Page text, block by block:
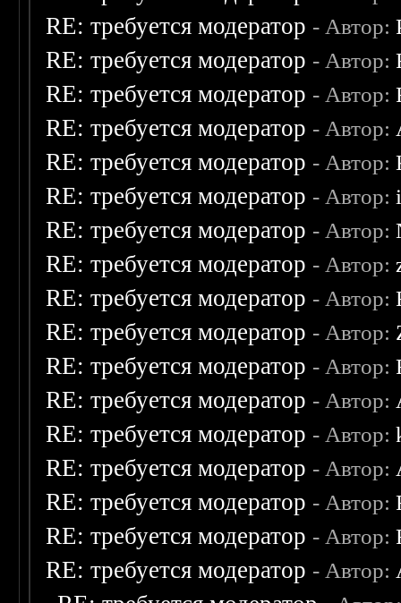
RE: требуется модератор - Автор:
RE: требуется модератор - Автор:
RE: требуется модератор - Автор:
RE: требуется модератор - Автор:
RE: требуется модератор - Автор:
RE: требуется модератор - Автор:
RE: требуется модератор - Автор:
RE: требуется модератор - Автор:
RE: требуется модератор - Автор:
RE: требуется модератор - Автор:
RE: требуется модератор - Автор:
RE: требуется модератор - Автор:
RE: требуется модератор - Автор:
RE: требуется модератор - Автор:
RE: требуется модератор - Автор:
RE: требуется модератор - Автор:
RE: требуется модератор - Автор: